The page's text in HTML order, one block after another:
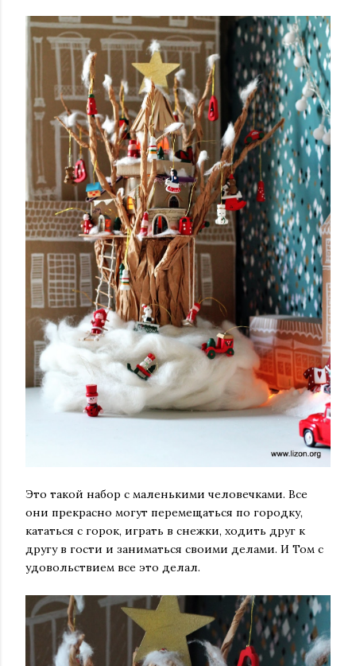
Это такой набор с маленькими человечками. Все
они прекрасно могут перемещаться по городку,
кататься с горок, играть в снежки, ходить друг к
другу в гости и заниматься своими делами. И Том с
удовольствием все это делал.